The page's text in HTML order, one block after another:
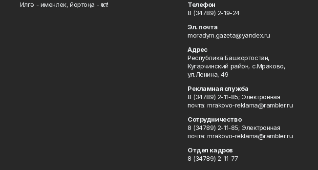
Илгә - именлек, йортоңа - ҡот!
Телефон
8 (34789) 2-19-24
Эл. почта
moradym.gazeta@yandex.ru
Адрес
Республика Башкортостан,
Кугарчинский район, с.Мраково,
ул.Ленина, 49
Рекламная служба
8 (34789) 2-11-85; Электронная
почта: mrakovo-reklama@rambler.ru
Сотрудничество
8 (34789) 2-11-85; Электронная
почта: mrakovo-reklama@rambler.ru
Отдел кадров
8 (34789) 2-11-77